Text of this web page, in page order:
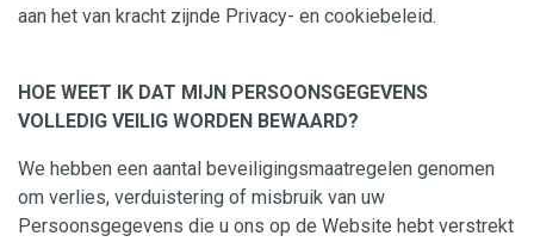
aan het van kracht zijnde Privacy- en cookiebeleid.
HOE WEET IK DAT MIJN PERSOONSGEGEVENS
VOLLEDIG VEILIG WORDEN BEWAARD?
We hebben een aantal beveiligingsmaatregelen genomen
om verlies, verduistering of misbruik van uw
Persoonsgegevens die u ons op de Website hebt verstrekt